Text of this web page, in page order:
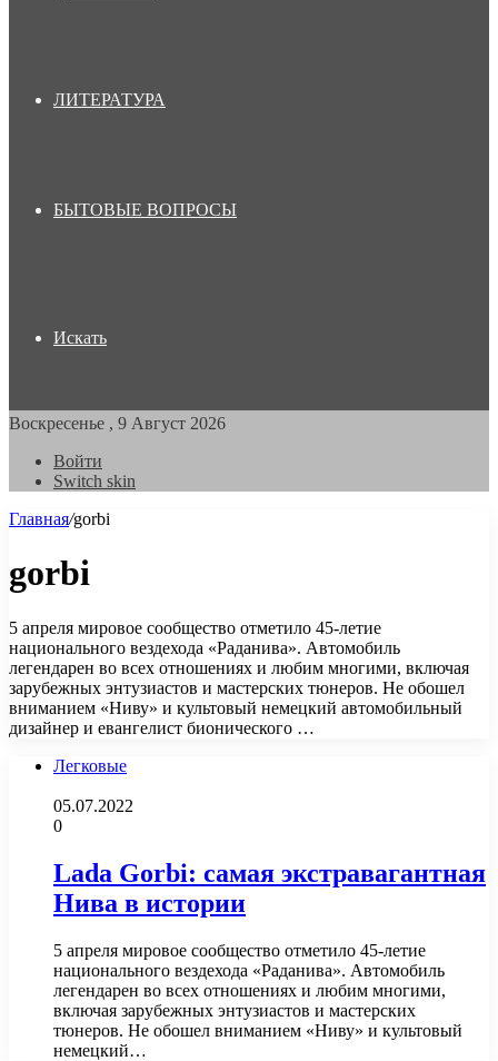
ЛИТЕРАТУРА
БЫТОВЫЕ ВОПРОСЫ
Искать
Воскресенье , 9 Август 2026
Войти
Switch skin
Главная/gorbi
gorbi
5 апреля мировое сообщество отметило 45-летие
национального вездехода «Раданива». Автомобиль
легендарен во всех отношениях и любим многими, включая
зарубежных энтузиастов и мастерских тюнеров. Не обошел
вниманием «Ниву» и культовый немецкий автомобильный
дизайнер и евангелист бионического …
Легковые
05.07.2022
0
Lada Gorbi: самая экстравагантная
Нива в истории
5 апреля мировое сообщество отметило 45-летие
национального вездехода «Раданива». Автомобиль
легендарен во всех отношениях и любим многими,
включая зарубежных энтузиастов и мастерских
тюнеров. Не обошел вниманием «Ниву» и культовый
немецкий…